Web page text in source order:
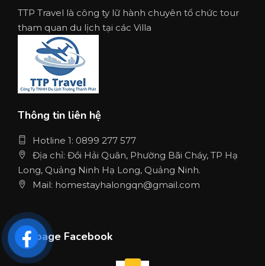
TTP Travel là công ty lữ hành chuyên tổ chức tour
tham quan du lịch tại các Villa
Thông tin liên hệ
Hotline 1: 0899 277 577
Địa chỉ: Đồi Hải Quân, Phường Bãi Cháy, TP Hạ
Long, Quảng Ninh Hạ Long, Quảng Ninh.
Mail: homestayhalongqn@gmail.com
Fanpage Facebook